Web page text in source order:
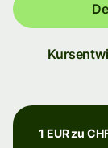
1 EUR zu